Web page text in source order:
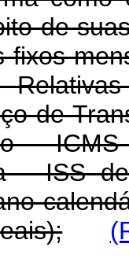
de
fixos
de
-
- ISS